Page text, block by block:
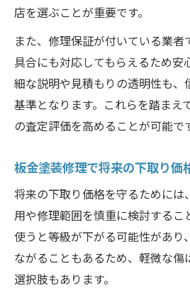
店を選ぶことが重要です。
また、修理保証が付いている業
具合にも対応してもらえるため安
細な説明や見積もりの透明性も、
基準となります。これらを踏まえ
の査定評価を高めることが可能で
板金塗装修理で将来の下取り価
将来の下取り価格を守るためには
用や修理範囲を慎重に検討するこ
使うと等級が下がる可能性があり
ながることもあるため、軽微な傷
選択肢もあります。